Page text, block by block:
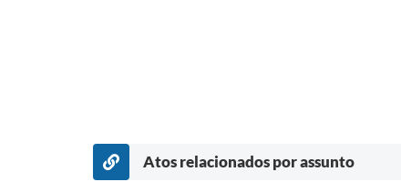
Atos relacionados por assunto